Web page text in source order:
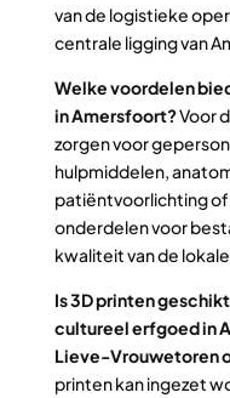
van de logistieke
centrale ligging van
Welke voordelen
in Amersfoort?Voor
zorgen voor
hulpmiddelen,
patiëntvoorlichting
onderdelen voor
kwaliteit van de
Is 3D printen
cultureel erfgoed in
Lieve-Vrouwetoren
printen kan ingezet